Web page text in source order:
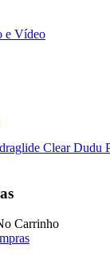
e Vídeo
Clear Dudu
Carrinho